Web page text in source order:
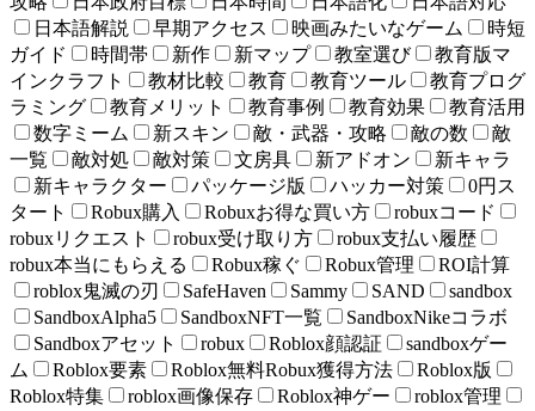
日本語解説
早期アクセス 映画みたいなゲーム
時短
ガイド
時間帯 新作 新マップ 教室選び
教育版マ
インクラフト
教材比較 教育 教育ツール
教育プログ
ラミング
教育メリット 教育事例 教育効果
教育活用
数字ミーム
新スキン 敵・武器・攻略 敵の数
敵
一覧
敵対処 敵対策 文房具 新アドオン
新キャラ
新キャラクター
パッケージ版 ハッカー対策
0円ス
タート
Robux購入 Robuxお得な買い方
robuxコード
robuxリクエスト
robux受け取り方
robux支払い履歴
robux本当にもらえる
Robux稼ぐ Robux管理
ROI計算
roblox鬼滅の刃
SafeHaven Sammy SAND
sandbox
SandboxAlpha5
SandboxNFT一覧
SandboxNikeコラボ
Sandboxアセット
robux Roblox顔認証
sandboxゲー
ム
Roblox要素 Roblox無料Robux獲得方法
Roblox版
Roblox特集
roblox画像保存 Roblox神ゲー
roblox管理